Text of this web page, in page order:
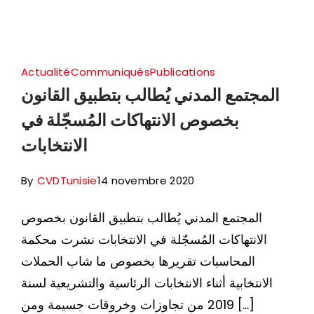
ActualitéCommuniquésPublications
المجتمع المدني يُطالب بتطبيق القانون
بخصوص الانتهاكات المُسجّلة في
الانتخابات
By CVDTunisie14 novembre 2020
المجتمع المدني يُطالب بتطبيق القانون بخصوص
الانتهاكات المُسجّلة في الانتخابات نشرت محكمة
المحاسبات تقريرها بخصوص ما شاب الحملات
الانتخابية أثناء الانتخابات الرئاسية والتشريعية لسنة
2019 من تجاوزات وخروقات جسيمة ومن […]